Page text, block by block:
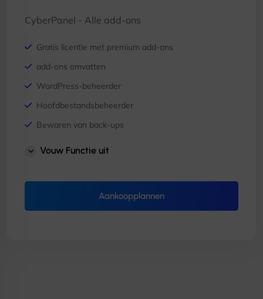
CyberPanel - Alle add-ons
Gratis licentie met premium add-ons
add-ons omvatten
WordPress-beheerder
Hoofdbestandsbeheerder
Bewaren van back-ups
E-maillimieten
Apache als omgekeerde proxy
Vouw Functie uit
Aankoopplannen